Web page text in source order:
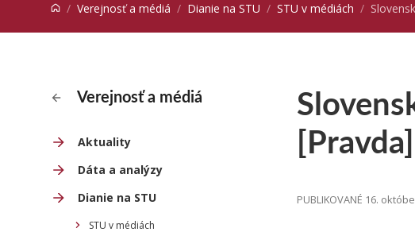
Verejnosť a médiá Dianie na STU STU v médiách Slovenskí
Verejnosť a médiá
Aktuality
Dáta a analýzy
Dianie na STU
STU v médiách
[Pravda]
PUBLIKOVANÉ 16.